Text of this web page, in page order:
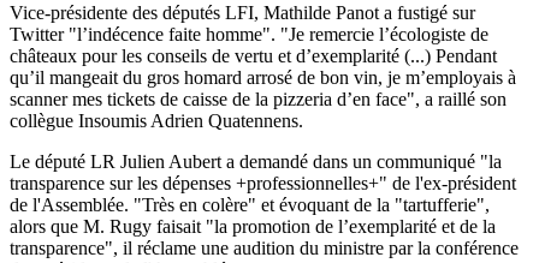
Vice-présidente des députés LFI, Mathilde Panot a fustigé sur
Twitter "l’indécence faite homme". "Je remercie l’écologiste de
châteaux pour les conseils de vertu et d’exemplarité (...) Pendant
qu’il mangeait du gros homard arrosé de bon vin, je m’employais à
scanner mes tickets de caisse de la pizzeria d’en face", a raillé son
collègue Insoumis Adrien Quatennens.
Le député LR Julien Aubert a demandé dans un communiqué "la
transparence sur les dépenses +professionnelles+" de l'ex-président
de l'Assemblée. "Très en colère" et évoquant de la "tartufferie",
alors que M. Rugy faisait "la promotion de l’exemplarité et de la
transparence", il réclame une audition du ministre par la conférence